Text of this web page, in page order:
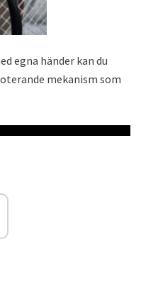
egna händer kan du
mekanism som